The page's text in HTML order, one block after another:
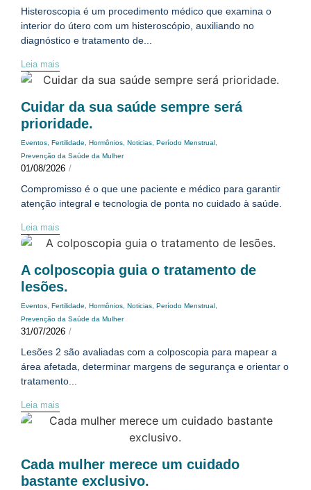
Histeroscopia é um procedimento médico que examina o
interior do útero com um histeroscópio, auxiliando no
diagnóstico e tratamento de...
Leia mais
Cuidar da sua saúde sempre será
prioridade.
Eventos, Fertilidade, Hormônios, Noticias, Período Menstrual,
Prevenção da Saúde da Mulher
01/08/2026 /
Compromisso é o que une paciente e médico para garantir
atenção integral e tecnologia de ponta no cuidado à saúde.
Leia mais
A colposcopia guia o tratamento de
lesões.
Eventos, Fertilidade, Hormônios, Noticias, Período Menstrual,
Prevenção da Saúde da Mulher
31/07/2026 /
Lesões 2 são avaliadas com a colposcopia para mapear a
área afetada, determinar margens de segurança e orientar o
tratamento...
Leia mais
Cada mulher merece um cuidado
bastante exclusivo.